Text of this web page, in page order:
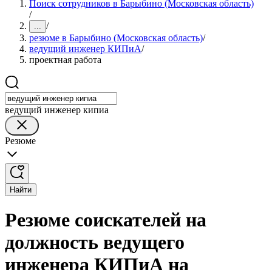
Поиск сотрудников в Барыбино (Московская область)
/
... /
резюме в Барыбино (Московская область)/
ведущий инженер КИПиА/
проектная работа
ведущий инженер кипиа
Резюме
Найти
Резюме соискателей на
должность ведущего
инженера КИПиА на